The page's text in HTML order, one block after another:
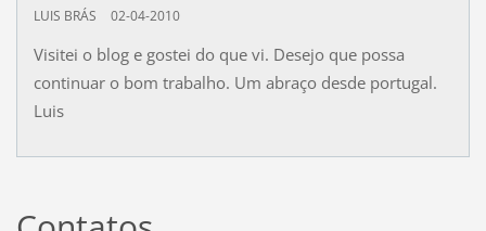
LUIS BRÁS 02-04-2010
Visitei o blog e gostei do que vi. Desejo que possa
continuar o bom trabalho. Um abraço desde portugal.
Luis